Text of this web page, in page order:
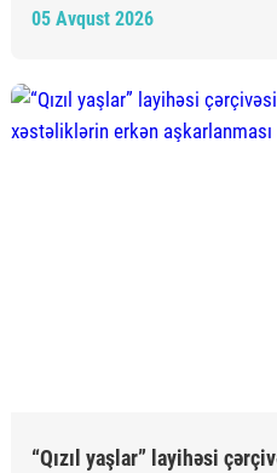
05 Avqust 2026
“Qızıl yaşlar” layihəsi